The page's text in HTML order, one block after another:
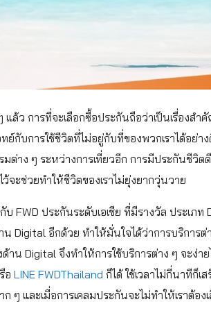
แล้ว การที่จะเลือกซื้อประกันถือว่าเป็นเรื่อง
ย์กับการใช้ชีวิตที่ไม่อยู่กับที่ของพวกเราได้อย่า
ต่าง ๆ ระหว่างการเที่ยวอีก การมีประกันชีวิต
จะช่วยทำให้ชีวิตของเราไม่ยุ่งยากวุ่นวาย
FWD ประกันระดับเอเชีย ที่มีรางวัล ประเภ
Digital อีกด้วย ทำให้มั่นใจได้ว่าการบริการ
าน Digital จึงทำให้การใช้บริการต่าง ๆ จะง่า
อ LINE FWDThailand ก็ได้ ใช้เวลาไม่กี่นาทีก็เ
ๆ และเมื่อการเคลมประกันจะไม่ทำให้เราต้อง